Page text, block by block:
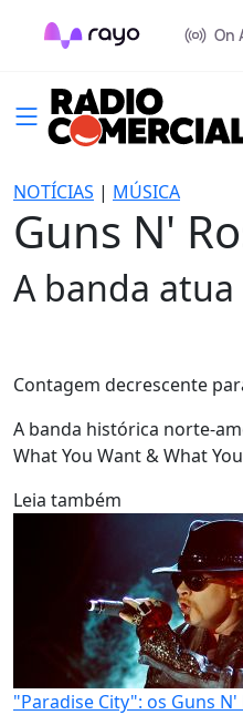
On
NOTÍCIAS | MÚSICA
Guns N'
A banda
Contagem decrescente
A banda histórica norte-
What You Want & What
Leia também
"Paradise City": os Guns